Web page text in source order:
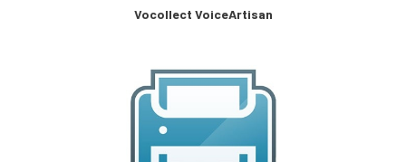
Vocollect VoiceArtisan